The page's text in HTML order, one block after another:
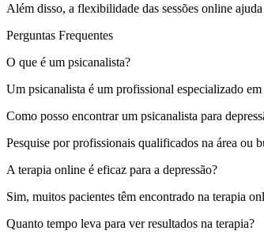
Além disso, a flexibilidade das sessões online
Perguntas Frequentes
O que é um psicanalista?
Um psicanalista é um profissional especializado
Como posso encontrar um psicanalista para
Pesquise por profissionais qualificados na área ou
A terapia online é eficaz para a depressão?
Sim, muitos pacientes têm encontrado na terapia
Quanto tempo leva para ver resultados na terapia?